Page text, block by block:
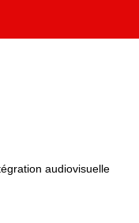
audiovisuelle